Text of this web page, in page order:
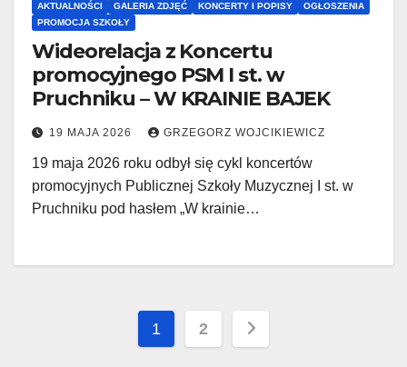
AKTUALNOŚCI GALERIA ZDJĘĆ KONCERTY I POPISY
OGŁOSZENIA
PROMOCJA SZKOŁY
Wideorelacja z Koncertu
promocyjnego PSM I st. w
Pruchniku – W KRAINIE BAJEK
19 MAJA 2026 GRZEGORZ WOJCIKIEWICZ
19 maja 2026 roku odbył się cykl koncertów
promocyjnych Publicznej Szkoły Muzycznej I st. w
Pruchniku pod hasłem „W krainie…
Stronicowanie
1 2